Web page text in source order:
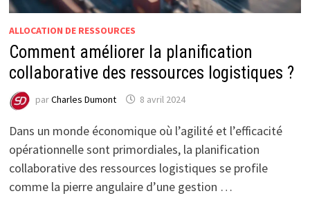
ALLOCATION DE RESSOURCES
Comment améliorer la planification
collaborative des ressources logistiques ?
parCharles Dumont 8 avril 2024
Dans un monde économique où l’agilité et l’efficacité
opérationnelle sont primordiales, la planification
collaborative des ressources logistiques se profile
comme la pierre angulaire d’une gestion …